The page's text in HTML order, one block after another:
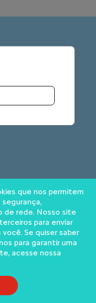
que nos permitem
de rede. Nosso site
para enviar
Se quiser saber
para garantir uma
acesse nossa
Falar com uma
concessionária
à sua pesquisa. Por
pesquisa.